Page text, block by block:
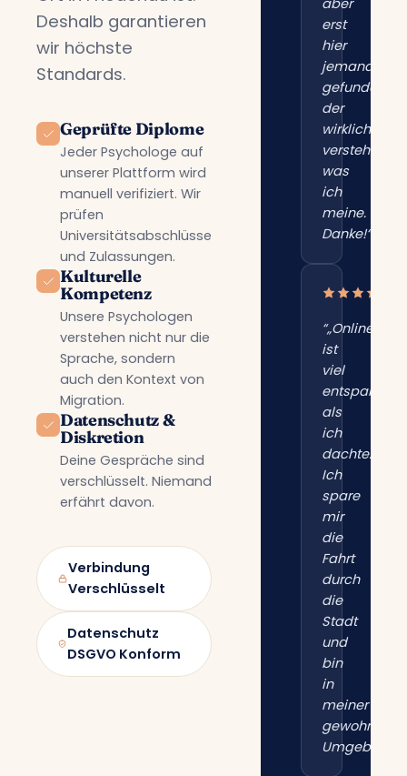
Deshalb garantieren
wir höchste
Standards.
Geprüfte Diplome
Jeder Psychologe auf
unserer Plattform wird
manuell verifiziert. Wir
prüfen
Universitätsabschlüsse
und Zulassungen.
Kulturelle
Kompetenz
Unsere Psychologen
verstehen nicht nur die
Sprache, sondern
auch den Kontext von
Migration.
Datenschutz &
Diskretion
Deine Gespräche sind
verschlüsselt. Niemand
erfährt davon.
Verbindung
Verschlüsselt
Datenschutz
DSGVO Konform
aber
erst
hier
jemanden
gefunden,
der
wirklich
versteht,
was
ich
meine.
Danke!“”
“„Online
ist
viel
entspannter
als
ich
dachte.
Ich
spare
mir
die
Fahrt
durch
die
Stadt
und
bin
in
meiner
gewohnten